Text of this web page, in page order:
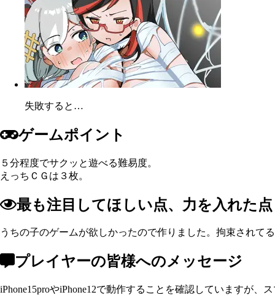
失敗すると…
ゲームポイント
５分程度でサクッと遊べる難易度。
えっちＣＧは３枚。
最も注目してほしい点、力を入れた点
うちの子のゲームが欲しかったので作りました。拘束されて
プレイヤーの皆様へのメッセージ
iPhone15proやiPhone12で動作することを確認していますが